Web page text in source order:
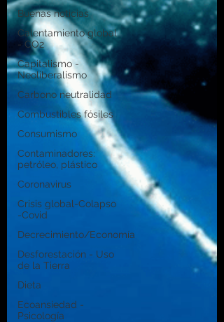
Buenas noticias
Calentamiento global
- CO2
Capitalismo -
Neoliberalismo
Carbono neutralidad
Combustibles fósiles
Consumismo
Contaminadores:
petróleo, plástico
Coronavirus
Crisis global-Colapso
-Covid
Decrecimiento/Economía
Desforestación - Uso
de la Tierra
Dieta
Ecoansiedad -
Psicología